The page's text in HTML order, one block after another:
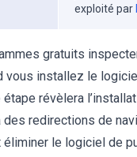
exploité par
gratuits
vous installez le
étape révèlera
des redirections de
le logiciel de